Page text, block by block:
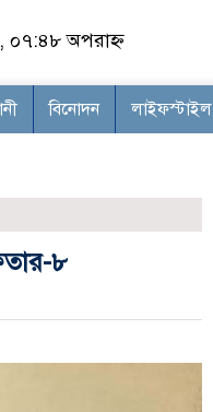
০৭:৪৮ অপরাহ্ন
বিনোদন লাইফস্টাইল
৮